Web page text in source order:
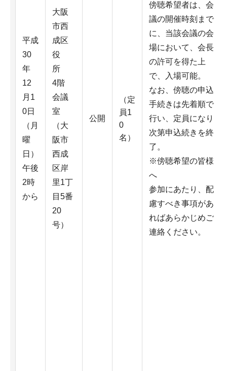
平成
30
年
12
月1
0日
（月
曜
日）
午後
2時
から
大阪
市西
成区
役
所
4階
会議
室
（大
阪市
西成
区岸
里1丁
目5番
20
号）
公開
（定
員1
0
名）
傍聴希望者は、会
議の開催時刻まで
に、当該会議の会
場において、会長
の許可を得た上
で、入場可能。
なお、傍聴の申込
手続きは先着順で
行い、定員になり
次第申込続きを終
了。
※傍聴希望の皆様
へ
参加にあたり、配
慮すべき事項があ
ればあらかじめご
連絡ください。